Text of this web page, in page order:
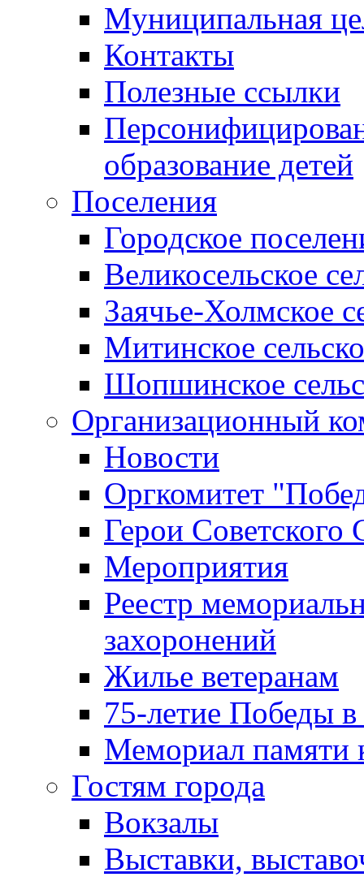
Муниципальная
Контакты
Полезные ссылки
образование детей
Поселения
Городское
Великосельское
Заячье-Холмское
Митинское
Шопшинское
Организационный
Новости
Оргкомитет
Герои Советского
Мероприятия
Реестр
захоронений
Жилье ветеранам
75-летие Победы
Мемориал памяти
Гостям города
Вокзалы
Выставки,